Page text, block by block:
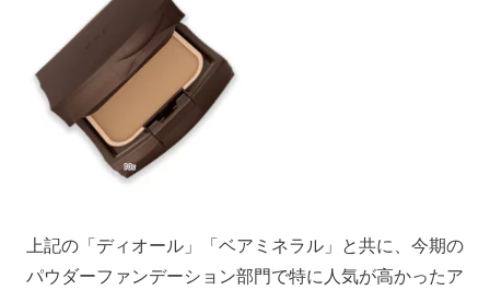
上記の「ディオール」「ベアミネラル」と共に、今期の
パウダーファンデーション部門で特に人気が高かったア